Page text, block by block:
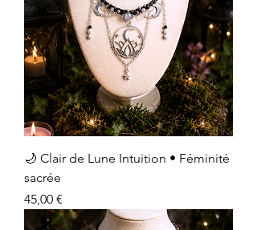
🌙 Clair de Lune Intuition • Féminité
sacrée
Prix
45,00 €